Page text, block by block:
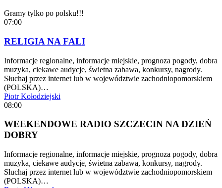
Gramy tylko po polsku!!!
07:00
RELIGIA NA FALI
Informacje regionalne, informacje miejskie, prognoza pogody, dobra
muzyka, ciekawe audycje, świetna zabawa, konkursy, nagrody.
Słuchaj przez internet lub w województwie zachodniopomorskiem
(POLSKA)…
Piotr Kołodziejski
08:00
WEEKENDOWE RADIO SZCZECIN NA DZIEŃ
DOBRY
Informacje regionalne, informacje miejskie, prognoza pogody, dobra
muzyka, ciekawe audycje, świetna zabawa, konkursy, nagrody.
Słuchaj przez internet lub w województwie zachodniopomorskiem
(POLSKA)…